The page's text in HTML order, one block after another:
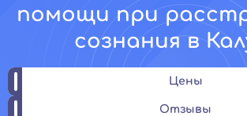
помощи при
сознания в
Цены
Отзывы